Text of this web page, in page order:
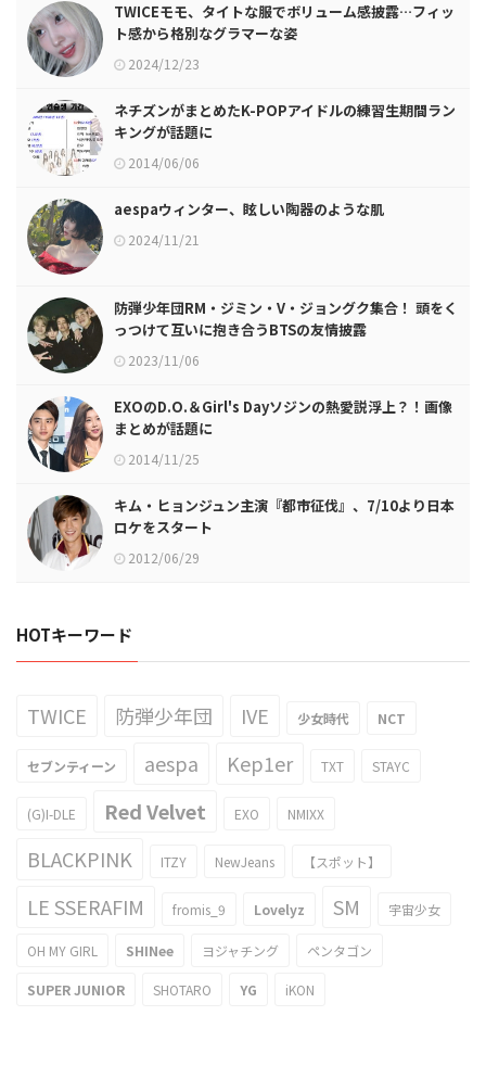
TWICEモモ、タイトな服でボリューム感披露…フィッ
ト感から格別なグラマーな姿
2024/12/23
ネチズンがまとめたK-POPアイドルの練習生期間ラン
キングが話題に
2014/06/06
aespaウィンター、眩しい陶器のような肌
2024/11/21
防弾少年団RM・ジミン・V・ジョングク集合！ 頭をく
っつけて互いに抱き合うBTSの友情披露
2023/11/06
EXOのD.O.＆Girl's Dayソジンの熱愛説浮上？！画像
まとめが話題に
2014/11/25
キム・ヒョンジュン主演『都市征伐』、7/10より日本
ロケをスタート
2012/06/29
HOTキーワード
TWICE 防弾少年団 IVE 少女時代 NCT
セブンティーン aespa Kep1er TXT STAYC
(G)I-DLE Red Velvet EXO NMIXX
BLACKPINK ITZY NewJeans 【スポット】
LE SSERAFIM fromis_9 Lovelyz SM 宇宙少女
OH MY GIRL SHINee ヨジャチング ペンタゴン
SUPER JUNIOR SHOTARO YG iKON